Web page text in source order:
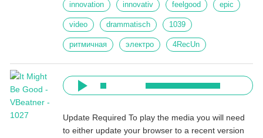
innovation innovativ feelgood epic
video drammatisch 1039
ритмичная электро 4RecUn
Update Required To play the media you will need
to either update your browser to a recent version